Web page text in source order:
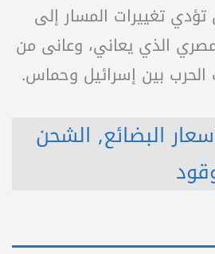
تغييرات المسار إلى
الذي يعاني، وعانى من
بين إسرائيل وحماس.
البضائع, الشحن